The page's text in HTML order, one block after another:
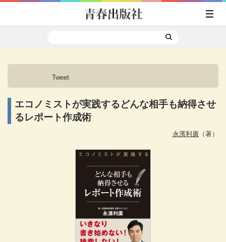
Tweet
エコノミストが実践するどんな相手も納得させ
るレポート作成術
永濱利廣 （著）